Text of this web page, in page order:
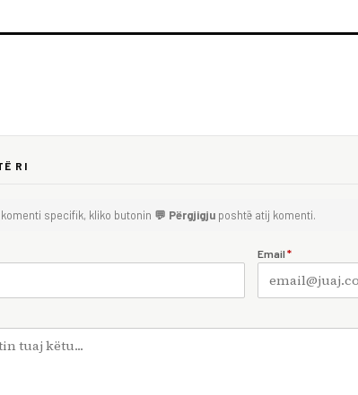
RI
specifik, kliko butonin 💬 Përgjigju poshtë atij komenti.
Email *